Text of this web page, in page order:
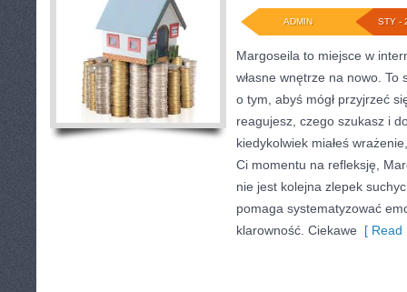
STY -
ADMIN
Margoseila to miejsce w
własne wnętrze na nowo. To
o tym, abyś mógł przyjrzeć
reagujesz, czego szukasz i
kiedykolwiek miałeś
Ci momentu na refleksję,
nie jest kolejna zlepek
pomaga systematyzować
klarowność. Ciekawe [ Read